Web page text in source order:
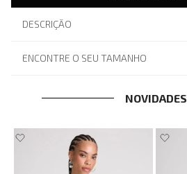
DESCRIÇÃO
ENCONTRE O SEU TAMANHO
NOVIDADES